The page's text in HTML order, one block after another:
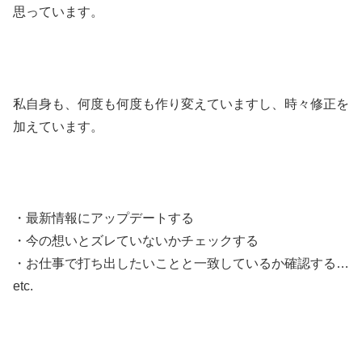
思っています。
私自身も、何度も何度も作り変えていますし、時々修正を
加えています。
・最新情報にアップデートする
・今の想いとズレていないかチェックする
・お仕事で打ち出したいことと一致しているか確認する…
etc.